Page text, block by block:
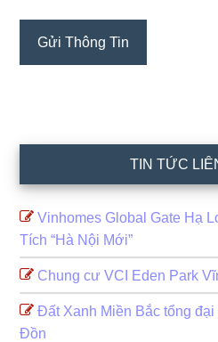
TIN TỨC
Vinhomes Global Gate Hạ
Tích “Hà Nội Mới”
Chung cư VCI Eden Park
Đất Xanh Miền Bắc tổng
Đồn